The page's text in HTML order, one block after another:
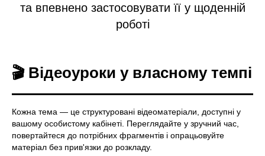
та впевнено застосовувати її у щоденній
роботі
🎬 Відеоуроки у власному темпі
Кожна тема — це структуровані відеоматеріали, доступні у
вашому особистому кабінеті. Переглядайте у зручний час,
повертайтеся до потрібних фрагментів і опрацьовуйте
матеріал без прив'язки до розкладу.